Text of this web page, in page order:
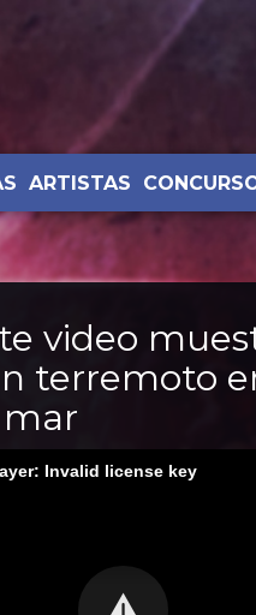
ARTISTAS
video
terremoto
Invalid license key